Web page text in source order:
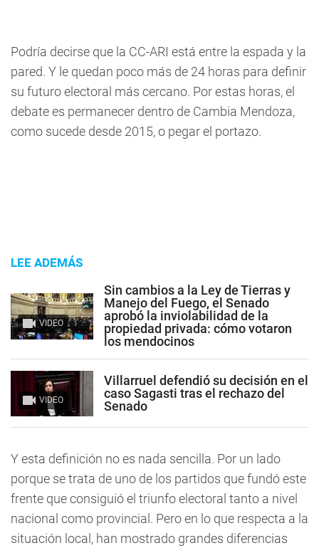
Podría decirse que la CC-ARI está entre la espada y la
pared. Y le quedan poco más de 24 horas para definir
su futuro electoral más cercano. Por estas horas, el
debate es permanecer dentro de Cambia Mendoza,
como sucede desde 2015, o pegar el portazo.
LEE ADEMÁS
VIDEO
Sin cambios a la Ley de Tierras y
Manejo del Fuego, el Senado
aprobó la inviolabilidad de la
propiedad privada: cómo votaron
los mendocinos
VIDEO
Villarruel defendió su decisión en el
caso Sagasti tras el rechazo del
Senado
Y esta definición no es nada sencilla. Por un lado
porque se trata de uno de los partidos que fundó este
frente que consiguió el triunfo electoral tanto a nivel
nacional como provincial. Pero en lo que respecta a la
situación local, han mostrado grandes diferencias